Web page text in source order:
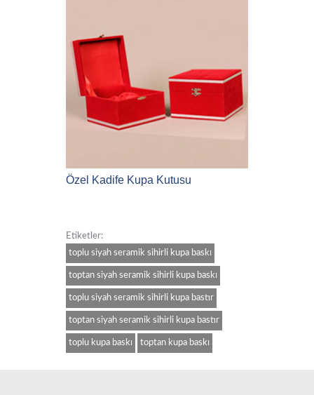
Özel Kadife Kupa Kutusu
Etiketler:
toplu siyah seramik sihirli kupa baskı
toptan siyah seramik sihirli kupa baskı
toplu siyah seramik sihirli kupa bastır
toptan siyah seramik sihirli kupa bastır
toplu kupa baskı toptan kupa baskı